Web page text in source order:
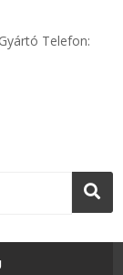
Telefon: